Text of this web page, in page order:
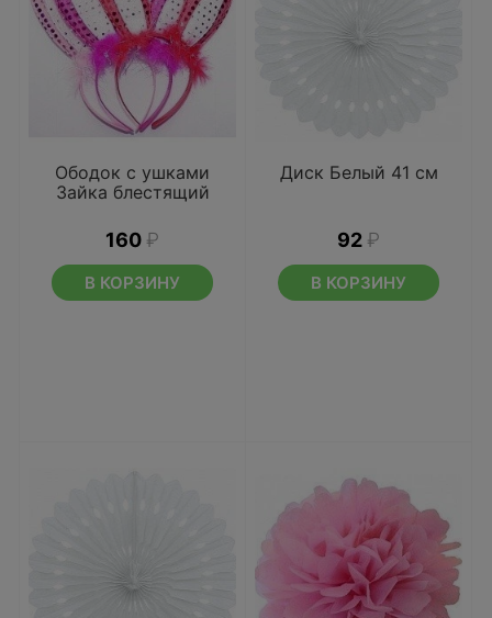
Ободок с ушками
Зайка блестящий
160 ₽
В КОРЗИНУ
Диск Белый 41 см
92 ₽
В КОРЗИНУ